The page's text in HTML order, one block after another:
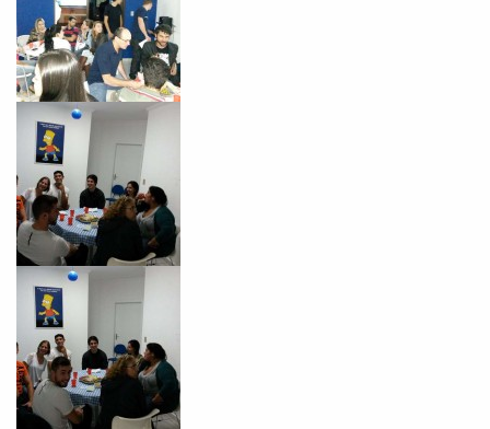
Preencha com seus dados abaixo e
já vamos te colocar em contato
Você é aluno inFlux?